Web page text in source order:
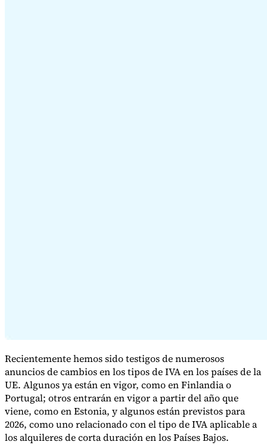
indirectos
Recientemente hemos sido testigos de numerosos
anuncios de cambios en los tipos de IVA en los países de la
UE. Algunos ya están en vigor, como en Finlandia o
Portugal; otros entrarán en vigor a partir del año que
viene, como en Estonia, y algunos están previstos para
2026, como uno relacionado con el tipo de IVA aplicable a
los alquileres de corta duración en los Países Bajos.